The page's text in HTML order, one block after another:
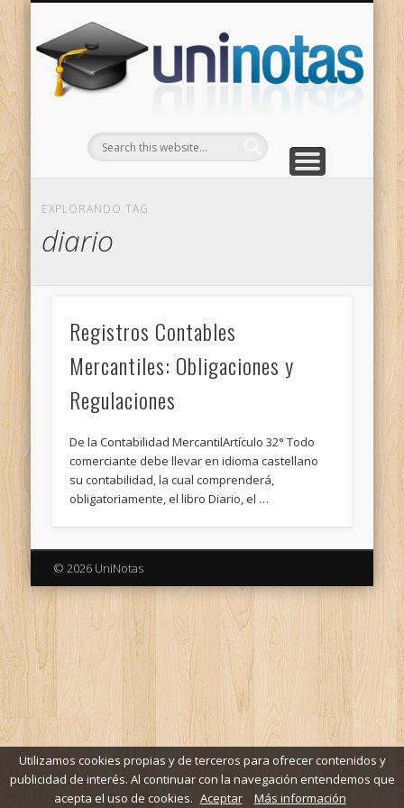
EXPLORANDO TAG
diario
Registros Contables
Mercantiles: Obligaciones y
Regulaciones
De la Contabilidad MercantilArtículo 32° Todo
comerciante debe llevar en idioma castellano
su contabilidad, la cual comprenderá,
obligatoriamente, el libro Diario, el …
© 2026 UniNotas
Utilizamos cookies propias y de terceros para ofrecer contenidos y
publicidad de interés. Al continuar con la navegación entendemos que
acepta el uso de cookies. Aceptar Más información